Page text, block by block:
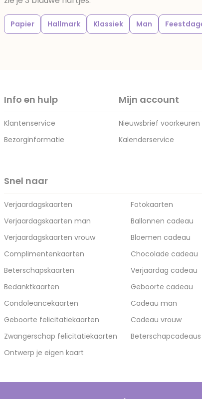
Papier Hallmark Klassiek Man
Info en hulp
Klantenservice
Bezorginformatie
Mijn account
Nieuwsbrief voorkeuren
Kalenderservice
Snel naar
Verjaardagskaarten
Verjaardagskaarten man
Verjaardagskaarten vrouw
Complimentenkaarten
Beterschapskaarten
Bedanktkaarten
Condoleancekaarten
Geboorte felicitatiekaarten
Zwangerschap felicitatiekaarten
Ontwerp je eigen kaart
Fotokaarten
Ballonnen cadeau
Bloemen cadeau
Chocolade cadeau
Verjaardag cadeau
Geboorte cadeau
Cadeau man
Cadeau vrouw
Beterschapcadeaus